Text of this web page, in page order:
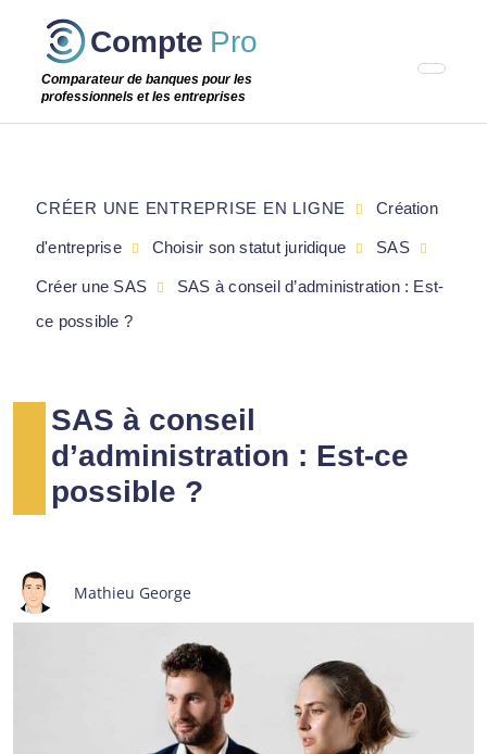
Passer
étape
Compte Pro
Comparateur de banques pour les
professionnels et les entreprises
SAS à conseil
d’administration : Est-ce
possible ?
Mathieu George
CRÉER UNE ENTREPRISE EN LIGNE Création
d'entreprise Choisir son statut juridique SAS
Créer une SAS
SAS à conseil d’administration : Est-
ce possible ?